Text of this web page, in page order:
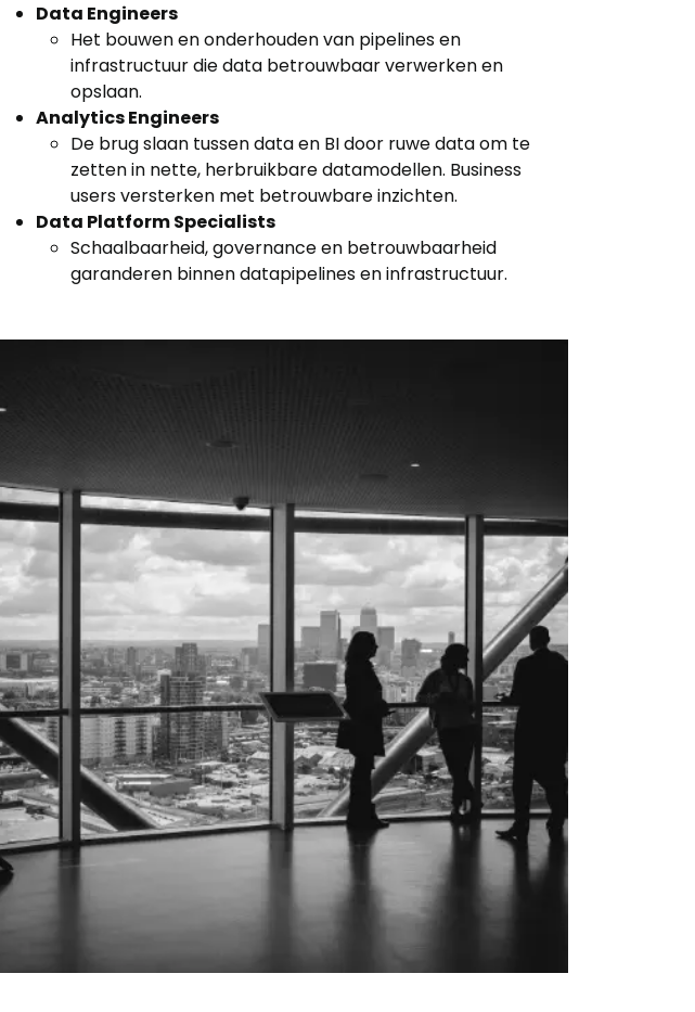
Data Engineers
Het bouwen en onderhouden van pipelines en
infrastructuur die data betrouwbaar verwerken en
opslaan.
Analytics Engineers
De brug slaan tussen data en BI door ruwe data om te
zetten in nette, herbruikbare datamodellen. Business
users versterken met betrouwbare inzichten.
Data Platform Specialists
Schaalbaarheid, governance en betrouwbaarheid
garanderen binnen datapipelines en infrastructuur.